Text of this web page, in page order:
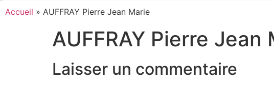
Accueil » AUFFRAY Pierre Jean Marie
AUFFRAY Pierre Jean
Laisser un commentaire